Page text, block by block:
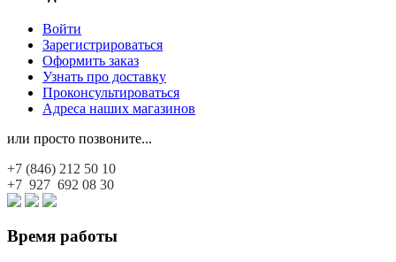
Войти
Зарегистрироваться
Оформить заказ
Узнать про доставку
Проконсультироваться
Адреса наших магазинов
или просто позвоните...
+7 (846) 212 50 10
+7 927 692 08 30
Время работы